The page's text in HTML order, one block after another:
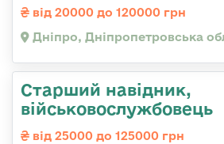
від 20000 до 120000 грн
Дніпро, Дніпропетровська
Стаpший навідник,
військовослужбовець
від 25000 до 125000 грн